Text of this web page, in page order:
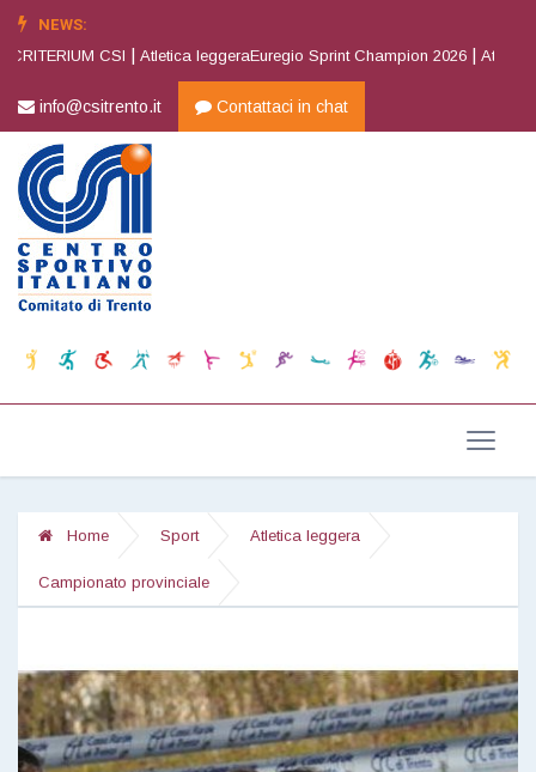
NEWS:
CSI |Atletica leggeraEuregio Sprint Champion 2026 |Atletica
info@csitrento.it Contattaci in chat
Home Sport Atletica leggera
Campionato provinciale